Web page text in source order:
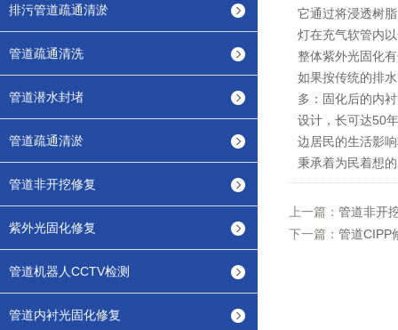
排污管道疏通清淤
管道疏通清洗
管道潜水封堵
管道疏通清淤
管道非开挖修复
紫外光固化修复
管道机器人CCTV检测
管道内衬光固化修复
它通过将浸透树
灯在充气软管内
整体紫外光固化
如果按传统的排
多：固化后的内
设计，长可达50
边居民的生活影
秉承着为民着想
上一篇： 管道非开
下一篇： 管道CIPP